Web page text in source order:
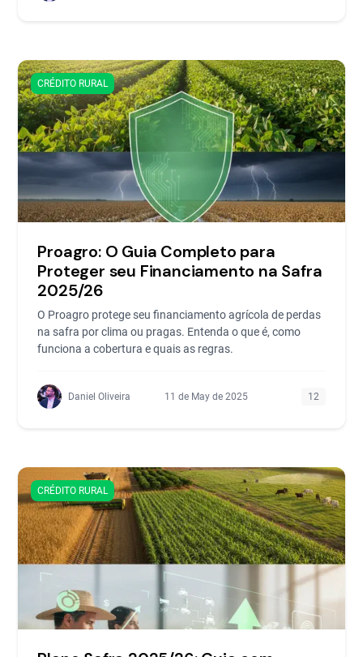
CRÉDITO RURAL
Proagro: O Guia Completo para
Proteger seu Financiamento na Safra
2025/26
O Proagro protege seu financiamento agrícola de perdas
na safra por clima ou pragas. Entenda o que é, como
funciona a cobertura e quais as regras.
Daniel Oliveira 11 de May de 2025 12
CRÉDITO RURAL